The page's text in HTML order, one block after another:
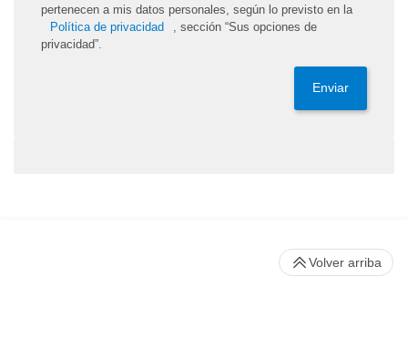
pertenecen a mis datos personales, según lo previsto en la
Política de privacidad
, sección “Sus opciones de
privacidad”.
Enviar
Volver arriba